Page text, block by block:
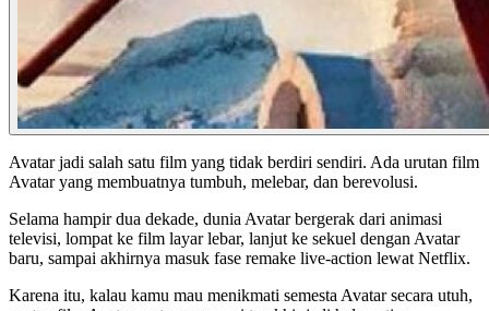
Avatar jadi salah satu film yang tidak berdiri sendiri. Ada urutan film
Avatar yang membuatnya tumbuh, melebar, dan berevolusi.
Selama hampir dua dekade, dunia Avatar bergerak dari animasi
televisi, lompat ke film layar lebar, lanjut ke sekuel dengan Avatar
baru, sampai akhirnya masuk fase remake live-action lewat Netflix.
Karena itu, kalau kamu mau menikmati semesta Avatar secara utuh,